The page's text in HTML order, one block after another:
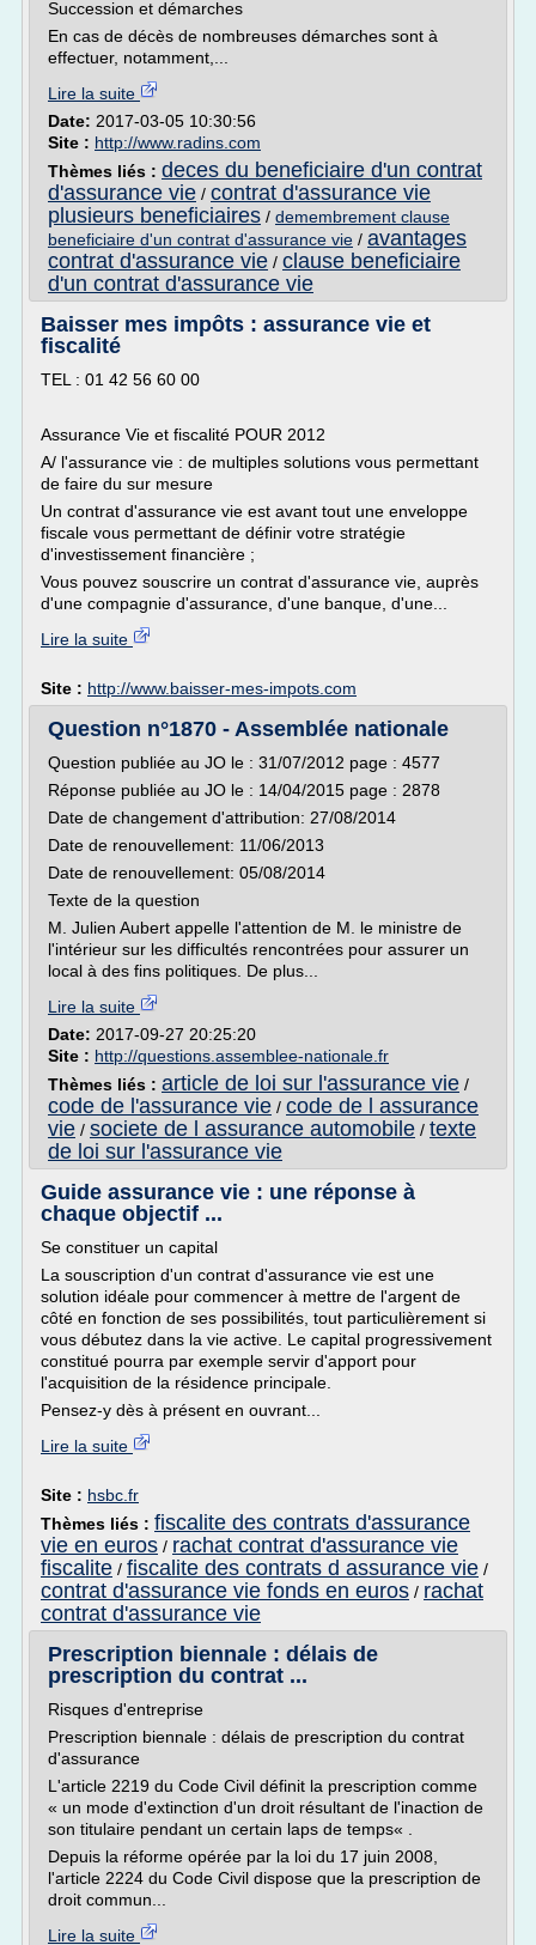
Succession et démarches
En cas de décès de nombreuses démarches sont à
effectuer, notamment,...
Lire la suite
Date: 2017-03-05 10:30:56
Site : http://www.radins.com
Thèmes liés : deces du beneficiaire d'un contrat
d'assurance vie / contrat d'assurance vie
plusieurs beneficiaires / demembrement clause
beneficiaire d'un contrat d'assurance vie / avantages
contrat d'assurance vie / clause beneficiaire
d'un contrat d'assurance vie
Baisser mes impôts : assurance vie et
fiscalité
TEL : 01 42 56 60 00
Assurance Vie et fiscalité POUR 2012
A/ l'assurance vie : de multiples solutions vous permettant
de faire du sur mesure
Un contrat d'assurance vie est avant tout une enveloppe
fiscale vous permettant de définir votre stratégie
d'investissement financière ;
Vous pouvez souscrire un contrat d'assurance vie, auprès
d'une compagnie d'assurance, d'une banque, d'une...
Lire la suite
Site : http://www.baisser-mes-impots.com
Question n°1870 - Assemblée nationale
Question publiée au JO le : 31/07/2012 page : 4577
Réponse publiée au JO le : 14/04/2015 page : 2878
Date de changement d'attribution: 27/08/2014
Date de renouvellement: 11/06/2013
Date de renouvellement: 05/08/2014
Texte de la question
M. Julien Aubert appelle l'attention de M. le ministre de
l'intérieur sur les difficultés rencontrées pour assurer un
local à des fins politiques. De plus...
Lire la suite
Date: 2017-09-27 20:25:20
Site : http://questions.assemblee-nationale.fr
Thèmes liés : article de loi sur l'assurance vie /
code de l'assurance vie / code de l assurance
vie / societe de l assurance automobile / texte
de loi sur l'assurance vie
Guide assurance vie : une réponse à
chaque objectif ...
Se constituer un capital
La souscription d'un contrat d'assurance vie est une
solution idéale pour commencer à mettre de l'argent de
côté en fonction de ses possibilités, tout particulièrement si
vous débutez dans la vie active. Le capital progressivement
constitué pourra par exemple servir d'apport pour
l'acquisition de la résidence principale.
Pensez-y dès à présent en ouvrant...
Lire la suite
Site : hsbc.fr
Thèmes liés : fiscalite des contrats d'assurance
vie en euros / rachat contrat d'assurance vie
fiscalite / fiscalite des contrats d assurance vie /
contrat d'assurance vie fonds en euros / rachat
contrat d'assurance vie
Prescription biennale : délais de
prescription du contrat ...
Risques d'entreprise
Prescription biennale : délais de prescription du contrat
d'assurance
L'article 2219 du Code Civil définit la prescription comme
« un mode d'extinction d'un droit résultant de l'inaction de
son titulaire pendant un certain laps de temps« .
Depuis la réforme opérée par la loi du 17 juin 2008,
l'article 2224 du Code Civil dispose que la prescription de
droit commun...
Lire la suite